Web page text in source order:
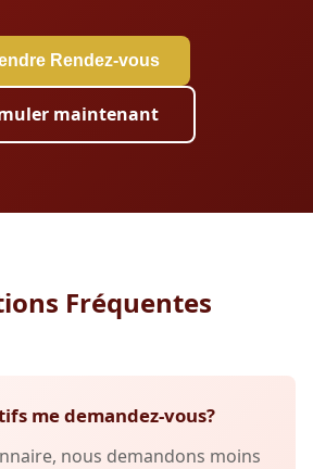
Rendez-vous
maintenant
Fréquentes
me demandez-vous?
nous demandons moins